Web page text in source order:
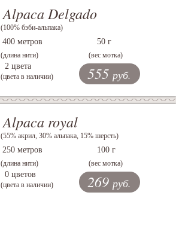
Alpaca Delgado
(100% бэби-альпака)
400 метров
(длина нити)
50 г
(вес мотка)
2 цвета
(цвета в наличии) 555 руб.
Alpaca royal
(55% акрил, 30% альпака, 15% шерсть)
250 метров
(длина нити)
100 г
(вес мотка)
0 цветов
(цвета в наличии) 269 руб.